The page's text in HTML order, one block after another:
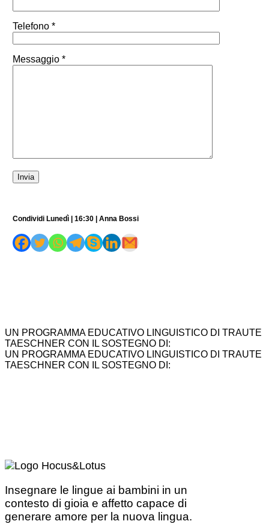
Telefono *
Messaggio *
Condividi Lunedì | 16:30 | Anna Bossi
UN PROGRAMMA EDUCATIVO LINGUISTICO DI TRAUTE
TAESCHNER CON IL SOSTEGNO DI:
UN PROGRAMMA EDUCATIVO LINGUISTICO DI TRAUTE
TAESCHNER CON IL SOSTEGNO DI:
Insegnare le lingue ai bambini in un
contesto di gioia e affetto capace di
generare amore per la nuova lingua.